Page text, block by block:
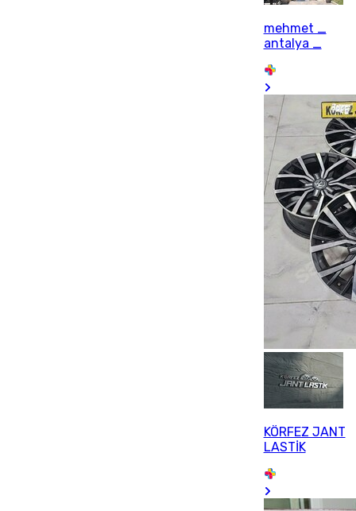
mehmet _
antalya _
KÖRFEZ JANT
LASTİK